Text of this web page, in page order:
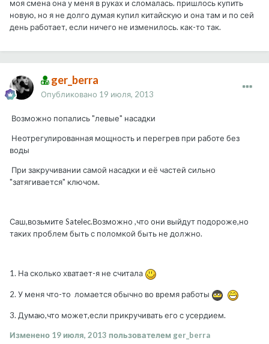
моя смена она у меня в руках и сломалась. пришлось купить
новую, но я не долго думая купил китайскую и она там и по сей
день работает, если ничего не изменилось. как-то так.
ger_berra
Опубликовано 19 июля, 2013
Возможно попались "левые" насадки
Неотрегулированная мощность и перегрев при работе без
воды
При закручивании самой насадки и её частей сильно
"затягивается" ключом.
Саш,возьмите Satelec.Возможно ,что они выйдут подороже,но
таких проблем быть с поломкой быть не должно.
1. На сколько хватает-я не считала
2. У меня что-то ломается обычно во время работы
3. Думаю,что может,если прикручивать его с усердием.
Изменено 19 июля, 2013 пользователем ger_berra